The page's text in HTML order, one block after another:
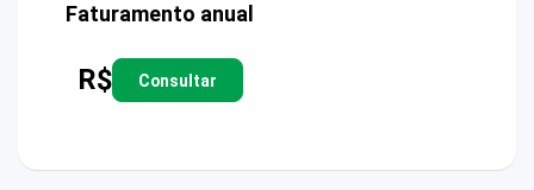
Faturamento anual
R$ Consultar